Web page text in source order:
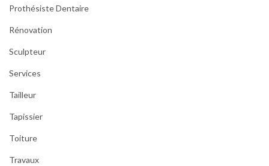
Prothésiste Dentaire
Rénovation
Sculpteur
Services
Tailleur
Tapissier
Toiture
Travaux